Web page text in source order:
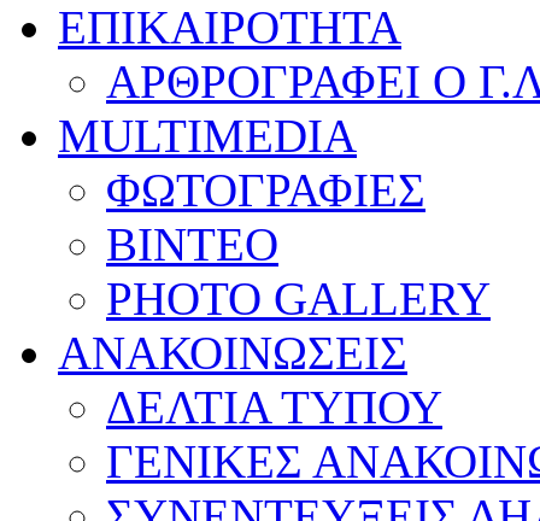
ΕΠΙΚΑΙΡΟΤΗΤΑ
ΑΡΘΡΟΓΡΑΦΕΙ Ο
MULTIMEDIA
ΦΩΤΟΓΡΑΦΙΕΣ
ΒΙΝΤΕΟ
PHOTO GALLERY
ΑΝΑΚΟΙΝΩΣΕΙΣ
ΔΕΛΤΙΑ ΤΥΠΟΥ
ΓΕΝΙΚΕΣ